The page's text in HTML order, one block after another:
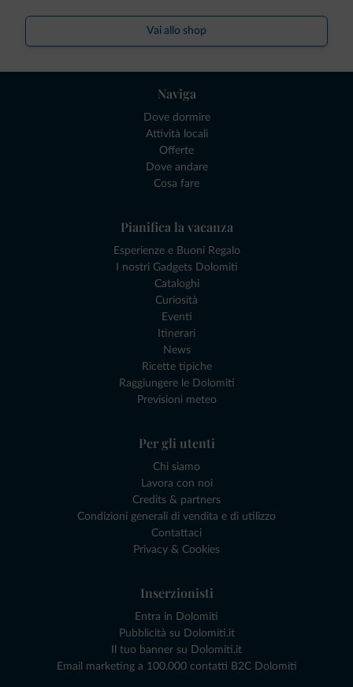
Vai allo shop
Naviga
Dove dormire
Attività locali
Offerte
Dove andare
Cosa fare
Pianifica la vacanza
Esperienze e Buoni Regalo
I nostri Gadgets Dolomiti
Cataloghi
Curiosità
Eventi
Itinerari
News
Ricette tipiche
Raggiungere le Dolomiti
Previsioni meteo
Per gli utenti
Chi siamo
Lavora con noi
Credits & partners
Condizioni generali di vendita e di utilizzo
Contattaci
Privacy & Cookies
Inserzionisti
Entra in Dolomiti
Pubblicità su Dolomiti.it
Il tuo banner su Dolomiti.it
Email marketing a 100.000 contatti B2C Dolomiti